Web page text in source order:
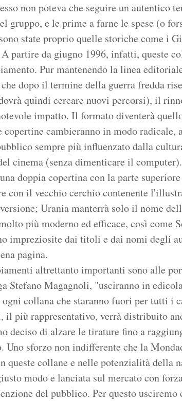
non poteva che seguire un autentico
gruppo, e le prime a farne le spese (o
state proprio quelle storiche come i
partire da giugno 1996, infatti, queste
Pur mantenendo la linea
dopo il termine della guerra fredda
quindi cercare nuovi percorsi), il
impatto. Il formato diventerà
cambieranno in modo radicale,
sempre più influenzato dalla
cinema (senza dimenticare il computer).
doppia copertina con la parte
con il vecchio cerchio contenente
Urania manterrà solo il nome
più moderno ed efficace, così come
impreziosite dai titoli e dai nomi degli
pagina.
altrettanto importanti sono alle
Stefano Magagnoli, "usciranno in
collana che staranno fuori per tutti i
il più rappresentativo, verrà distribuito
deciso di alzare le tirature fino a
Uno sforzo non indifferente che la
queste collane e nelle potenzialità della
modo e lanciata sul mercato con
del pubblico. Per questo